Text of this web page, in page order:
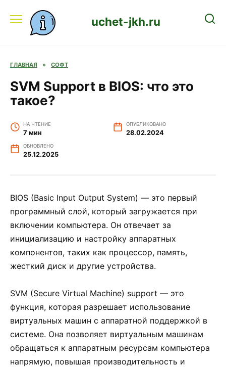
содержанию
uchet-jkh.ru
ГЛАВНАЯ » СОФТ
SVM Support в BIOS: что это
такое?
НА ЧТЕНИЕ
7 мин
ОПУБЛИКОВАНО
28.02.2024
ОБНОВЛЕНО
25.12.2025
BIOS (Basic Input Output System) — это первый
программный слой, который загружается при
включении компьютера. Он отвечает за
инициализацию и настройку аппаратных
компонентов, таких как процессор, память,
жесткий диск и другие устройства.
SVM (Secure Virtual Machine) support — это
функция, которая разрешает использование
виртуальных машин с аппаратной поддержкой в
системе. Она позволяет виртуальным машинам
обращаться к аппаратным ресурсам компьютера
напрямую, повышая производительность и